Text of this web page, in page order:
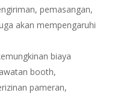
pemasangan,
akan mempengaruhi
biaya
booth,
pameran,